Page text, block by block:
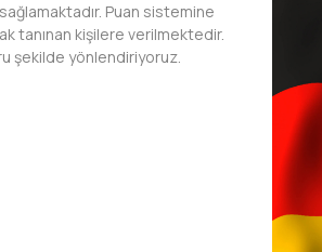
Puan sistemine
tanınan kişilere verilmektedir.
şekilde yönlendiriyoruz.